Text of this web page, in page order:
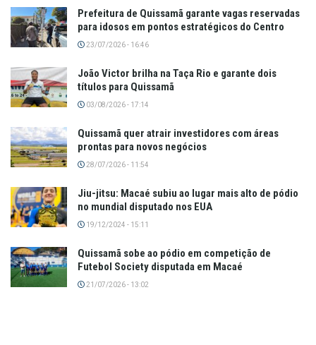
Prefeitura de Quissamã garante vagas reservadas
para idosos em pontos estratégicos do Centro
23/07/2026 - 16:46
João Victor brilha na Taça Rio e garante dois
títulos para Quissamã
03/08/2026 - 17:14
Quissamã quer atrair investidores com áreas
prontas para novos negócios
28/07/2026 - 11:54
Jiu-jitsu: Macaé subiu ao lugar mais alto de pódio
no mundial disputado nos EUA
19/12/2024 - 15:11
Quissamã sobe ao pódio em competição de
Futebol Society disputada em Macaé
21/07/2026 - 13:02